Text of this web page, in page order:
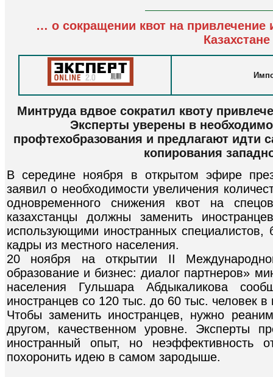
… о сокращении квот на привлечение
Казахстане
Минтруда вдвое сократил квоту
Эксперты уверены в
профтехобразования и предлагают
копирования
В середине ноября в открытом эфире
заявил о необходимости увеличения
одновременного снижения квот на
казахстанцы должны заменить
использующими иностранных специалистов,
кадры из местного населения.
20 ноября на открытии II
образование и бизнес: диалог партнеров»
населения Гульшара Абдыкаликова
иностранцев со 120 тыс. до 60 тыс. человек в
Чтобы заменить иностранцев, нужно
другом, качественном уровне. Эксперты
иностранный опыт, но неэффективность
похоронить идею в самом зародыше.